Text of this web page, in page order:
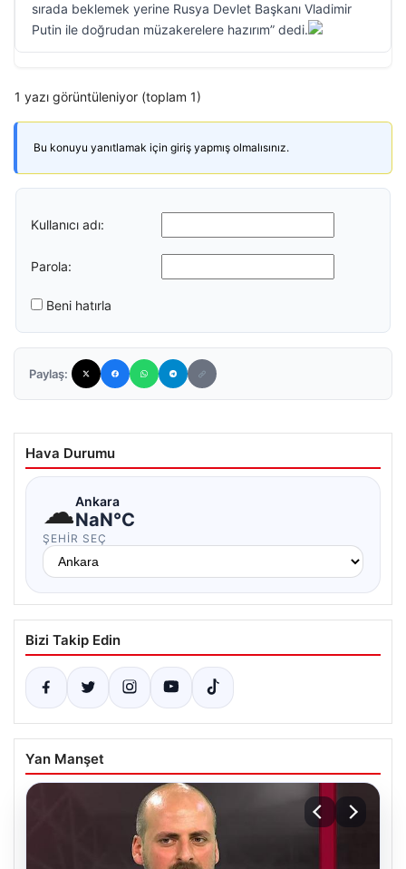
sırada beklemek yerine Rusya Devlet Başkanı Vladimir
Putin ile doğrudan müzakerelere hazırım” dedi.
1 yazı görüntüleniyor (toplam 1)
Bu konuyu yanıtlamak için giriş yapmış olmalısınız.
Kullanıcı adı:
Parola:
Beni hatırla
Paylaş:
Hava Durumu
☁Ankara
NaN°C
ŞEHIR SEÇ
Bizi Takip Edin
Yan Manşet